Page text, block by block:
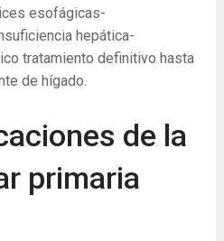
esofágicas-
hepática-
tratamiento definitivo hasta
de hígado.
de la
primaria